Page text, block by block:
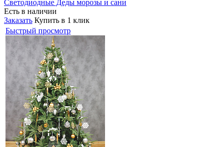
Светодиодные Деды морозы и сани
Есть в наличии
Заказать Купить в 1 клик
Быстрый просмотр